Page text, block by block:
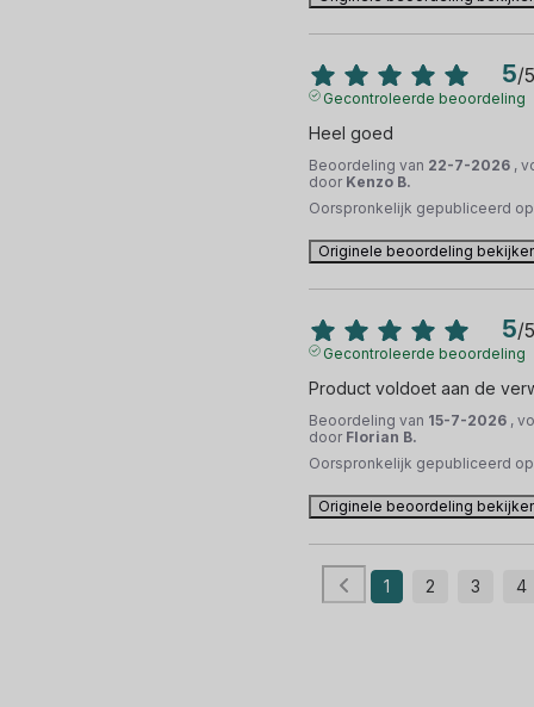
5/5
Gecontroleerde beoordeling
Heel goed
Beoordeling van 22-7-2026 ,
door Kenzo B.
Oorspronkelijk gepubliceerd
Originele beoordeling
5/5
Gecontroleerde beoordeling
Product voldoet aan de
Beoordeling van 15-7-2026 ,
door Florian B.
Oorspronkelijk gepubliceerd
Originele beoordeling
1 2 3 4